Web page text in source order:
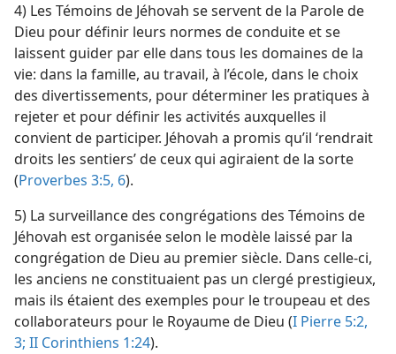
4) Les Témoins de Jéhovah se servent de la Parole de
Dieu pour définir leurs normes de conduite et se
laissent guider par elle dans tous les domaines de la
vie: dans la famille, au travail, à l’école, dans le choix
des divertissements, pour déterminer les pratiques à
rejeter et pour définir les activités auxquelles il
convient de participer. Jéhovah a promis qu’il ‘rendrait
droits les sentiers’ de ceux qui agiraient de la sorte
(Proverbes 3:5, 6).
5) La surveillance des congrégations des Témoins de
Jéhovah est organisée selon le modèle laissé par la
congrégation de Dieu au premier siècle. Dans celle-ci,
les anciens ne constituaient pas un clergé prestigieux,
mais ils étaient des exemples pour le troupeau et des
collaborateurs pour le Royaume de Dieu (I Pierre 5:2,
3; II Corinthiens 1:24).